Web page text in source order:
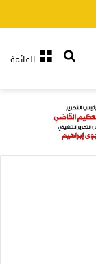
القائمةبحث عن